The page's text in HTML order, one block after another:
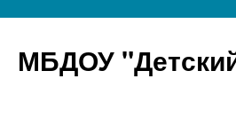
МБДОУ